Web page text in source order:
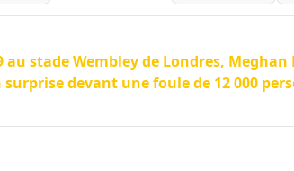
au stade Wembley de Londres,
devant une foule de 12 000